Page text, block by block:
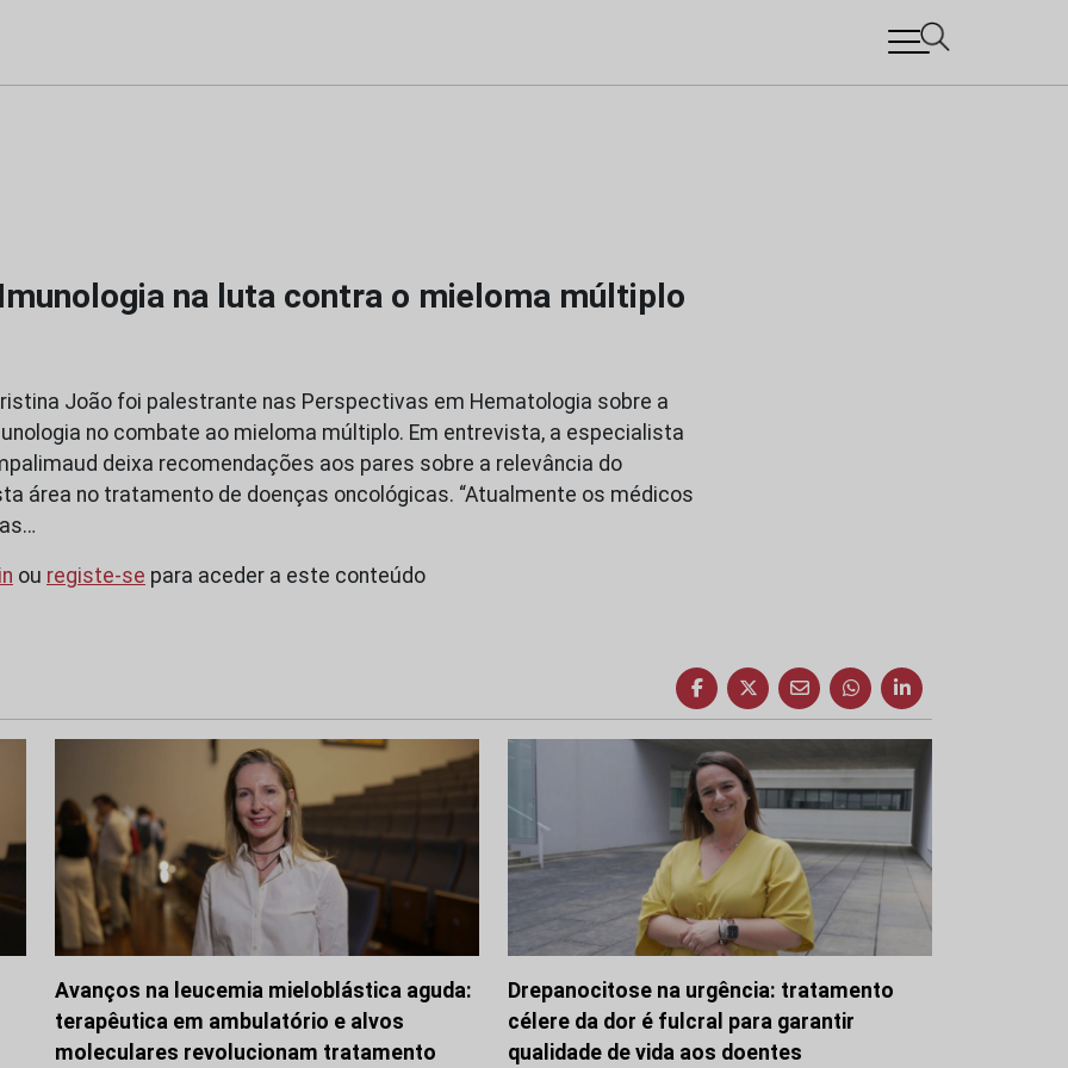
na luta contra o mieloma múltiplo
João foi palestrante nas Perspectivas em Hematologia sobre a
no combate ao mieloma múltiplo. Em entrevista, a especialista
deixa recomendações aos pares sobre a relevância do
área no tratamento de doenças oncológicas. “Atualmente os médicos
ou registe-se para aceder a este conteúdo
Avanços na leucemia mieloblástica aguda:
terapêutica em ambulatório e alvos
moleculares revolucionam tratamento
Drepanocitose na urgência: tratamento
célere da dor é fulcral para garantir
qualidade de vida aos doentes